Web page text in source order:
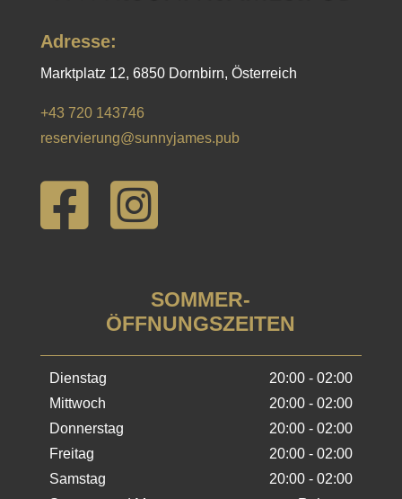
Adresse:
Marktplatz 12, 6850 Dornbirn, Österreich
+43 720 143746
reservierung@sunnyjames.pub
 
SOMMER-
ÖFFNUNGSZEITEN
Dienstag
20:00 - 02:00
Mittwoch
20:00 - 02:00
Donnerstag
20:00 - 02:00
Freitag
20:00 - 02:00
Samstag
20:00 - 02:00